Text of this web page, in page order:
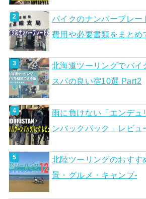
バイクのナンバープレー
費用や必要書類をまとめ
北海道ツーリングでバイ
スパの良い宿10選 Part2
雨に負けない「エンデュ
ンバックパック」レビュ
北陸ツーリングのおすす
景・グルメ・キャンプ-